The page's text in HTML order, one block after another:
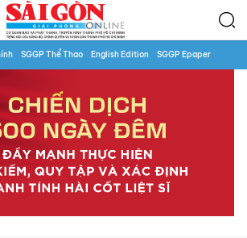
SGGP Thể Thao English Edition SGGP Epaper